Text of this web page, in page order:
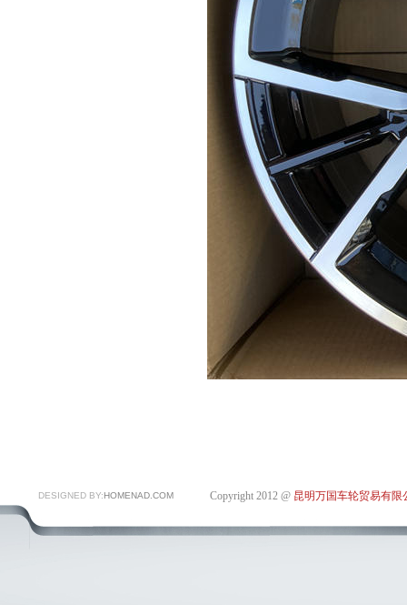
Copyright 2012 @ 昆明万国车轮贸易有限
DESIGNED BY:HOMENAD.COM